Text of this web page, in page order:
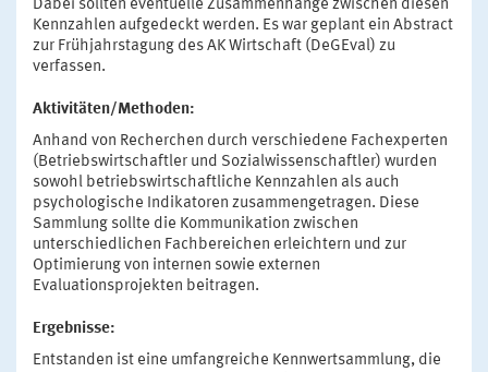
Dabei sollten eventuelle Zusammenhänge zwischen diesen
Kennzahlen aufgedeckt werden. Es war geplant ein Abstract
zur Frühjahrstagung des AK Wirtschaft (DeGEval) zu
verfassen.
Aktivitäten/Methoden:
Anhand von Recherchen durch verschiedene Fachexperten
(Betriebswirtschaftler und Sozialwissenschaftler) wurden
sowohl betriebswirtschaftliche Kennzahlen als auch
psychologische Indikatoren zusammengetragen. Diese
Sammlung sollte die Kommunikation zwischen
unterschiedlichen Fachbereichen erleichtern und zur
Optimierung von internen sowie externen
Evaluationsprojekten beitragen.
Ergebnisse:
Entstanden ist eine umfangreiche Kennwertsammlung, die